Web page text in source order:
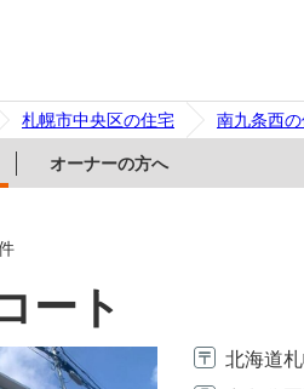
札幌市中央区の住宅 南九条西
オーナーの方へ
ート
北海道